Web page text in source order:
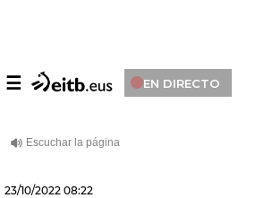
☰ EN DIRECTO
23/10/2022 08:22